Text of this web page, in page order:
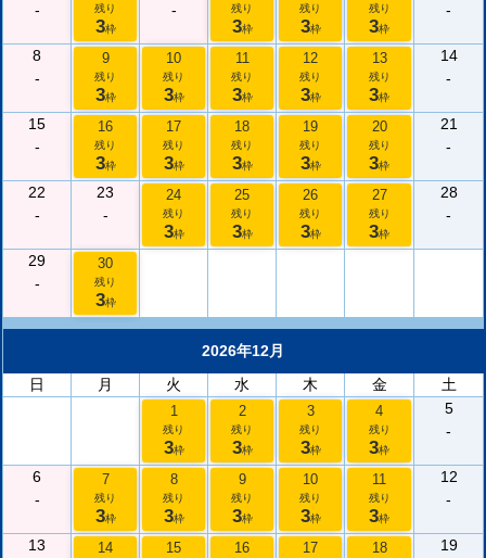
-
残り
3枠
-
残り
3枠
残り
3枠
残り
3枠
-
8
-
9
残り
3枠
10
残り
3枠
11
残り
3枠
12
残り
3枠
13
残り
3枠
14
-
15
-
16
残り
3枠
17
残り
3枠
18
残り
3枠
19
残り
3枠
20
残り
3枠
21
-
22
-
23
-
24
残り
3枠
25
残り
3枠
26
残り
3枠
27
残り
3枠
28
-
29
-
30
残り
3枠
2026年12月
日
月 火 水 木 金 土
1
残り
3枠
2
残り
3枠
3
残り
3枠
4
残り
3枠
5
-
6
-
7
残り
3枠
8
残り
3枠
9
残り
3枠
10
残り
3枠
11
残り
3枠
12
-
13
14 15 16 17 18
19